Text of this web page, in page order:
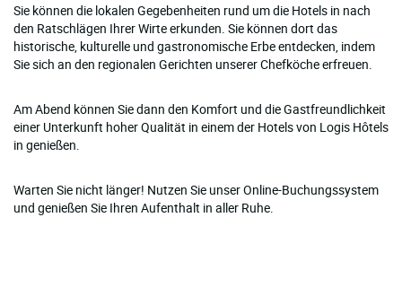
Sie können die lokalen Gegebenheiten rund um die Hotels in nach
den Ratschlägen Ihrer Wirte erkunden. Sie können dort das
historische, kulturelle und gastronomische Erbe entdecken, indem
Sie sich an den regionalen Gerichten unserer Chefköche erfreuen.
Am Abend können Sie dann den Komfort und die Gastfreundlichkeit
einer Unterkunft hoher Qualität in einem der Hotels von Logis Hôtels
in genießen.
Warten Sie nicht länger! Nutzen Sie unser Online-Buchungssystem
und genießen Sie Ihren Aufenthalt in aller Ruhe.